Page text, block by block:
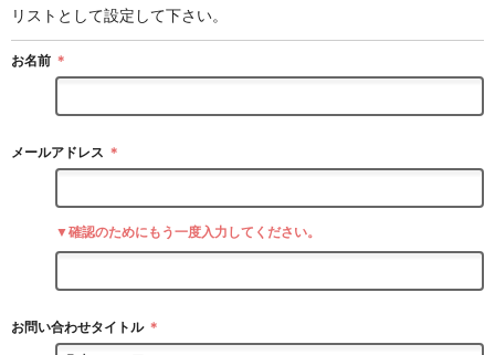
リストとして設定して下さい。
お名前 ＊
メールアドレス ＊
▼確認のためにもう一度入力してください。
お問い合わせタイトル ＊